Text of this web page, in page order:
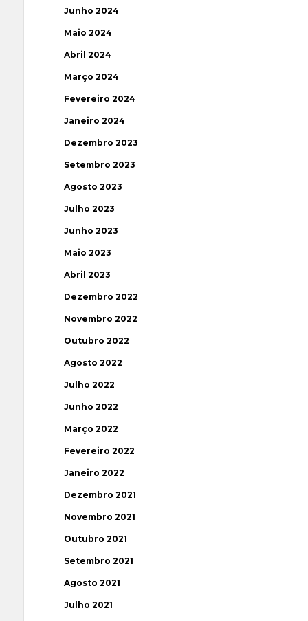
Junho 2024
Maio 2024
Abril 2024
Março 2024
Fevereiro 2024
Janeiro 2024
Dezembro 2023
Setembro 2023
Agosto 2023
Julho 2023
Junho 2023
Maio 2023
Abril 2023
Dezembro 2022
Novembro 2022
Outubro 2022
Agosto 2022
Julho 2022
Junho 2022
Março 2022
Fevereiro 2022
Janeiro 2022
Dezembro 2021
Novembro 2021
Outubro 2021
Setembro 2021
Agosto 2021
Julho 2021